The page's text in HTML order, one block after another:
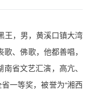
王，男，黄溪口镇大湾
、佛歌，他都善唱，
省文艺汇演，高亢、
一等奖，被誉为“湘西